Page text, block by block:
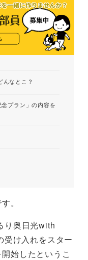
んなとこ？
プラン」の内容を
。
り奥日光with
受け入れをスター
始したというこ